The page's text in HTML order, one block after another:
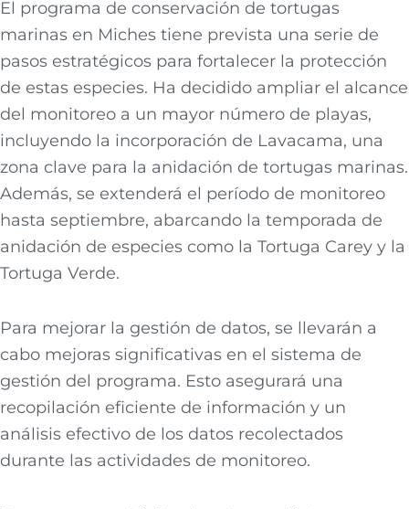
El programa de conservación de tortugas
marinas en Miches tiene prevista una serie de
pasos estratégicos para fortalecer la protección
de estas especies. Ha decidido ampliar el alcance
del monitoreo a un mayor número de playas,
incluyendo la incorporación de Lavacama, una
zona clave para la anidación de tortugas marinas.
Además, se extenderá el período de monitoreo
hasta septiembre, abarcando la temporada de
anidación de especies como la Tortuga Carey y la
Tortuga Verde.
Para mejorar la gestión de datos, se llevarán a
cabo mejoras significativas en el sistema de
gestión del programa. Esto asegurará una
recopilación eficiente de información y un
análisis efectivo de los datos recolectados
durante las actividades de monitoreo.